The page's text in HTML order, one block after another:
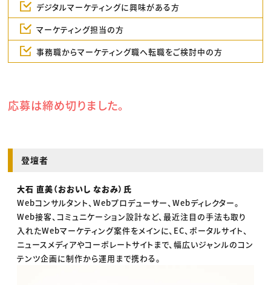
デジタルマーケティングに興味がある方
マーケティング担当の方
事務職からマーケティング職へ転職をご検討中の方
応募は締め切りました。
登壇者
大石 直美（おおいし なおみ）氏
Webコンサルタント、Webプロデューサー、Webディレクター。
Web接客、コミュニケーション設計など、最近注目の手法も取り
入れたWebマーケティング案件をメインに、EC、ポータルサイト、
ニュースメディアやコーポレートサイトまで、幅広いジャンルのコン
テンツ企画に制作から運用まで携わる。